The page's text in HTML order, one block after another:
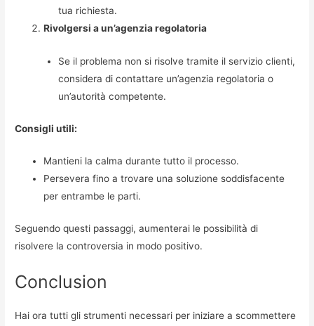
tua richiesta.
Rivolgersi a un’agenzia regolatoria
Se il problema non si risolve tramite il servizio clienti,
considera di contattare un’agenzia regolatoria o
un’autorità competente.
Consigli utili:
Mantieni la calma durante tutto il processo.
Persevera fino a trovare una soluzione soddisfacente
per entrambe le parti.
Seguendo questi passaggi, aumenterai le possibilità di
risolvere la controversia in modo positivo.
Conclusion
Hai ora tutti gli strumenti necessari per iniziare a scommettere